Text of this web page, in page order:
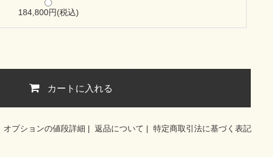
184,800円(税込)
カートに入れる
オプションの値段詳細 | 返品について | 特定商取引法に基づく表記